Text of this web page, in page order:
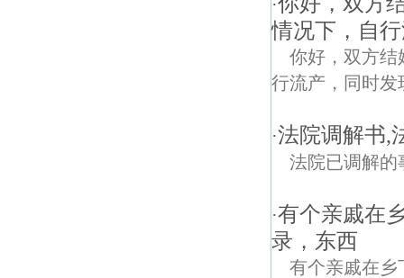
·
情况下，自
你好，双方结
行流产，同时发
·法院调解书,
法院已调解的
·有个亲戚在
录，东西
有个亲戚在乡